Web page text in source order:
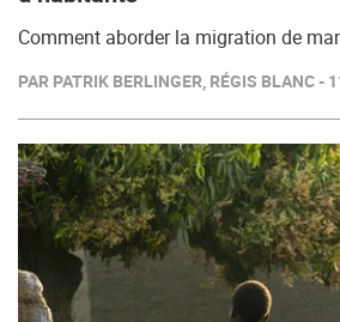
Comment aborder la migration de
PAR PATRIK BERLINGER, RÉGIS BLANC -